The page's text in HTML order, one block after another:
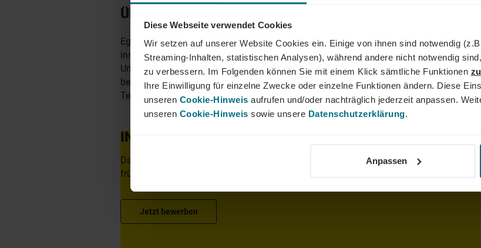
Diese Webseite verwendet Cookies
Wir setzen auf unserer Website Cookies ein. Einige von ihnen sind notwendig
Streaming-Inhalten, statistischen Analysen), während andere nicht notwendig
zu verbessern. Im Folgenden können Sie mit einem Klick sämtliche Funktionen
Ihre Einwilligung für einzelne Zwecke oder einzelne Funktionen ändern. Diese
unseren Cookie-Hinweis aufrufen und/oder nachträglich jederzeit anpassen.
unseren Cookie-Hinweis sowie unsere Datenschutzerklärung.
Anpassen
ÜBER YER DEUTSCHLAND
Egal ob als Junior, Professional oder Führungskraft: Wir begleiten den gesamten
insbesondere in den Bereichen Mobility, Tech und Energy. Unser Ziel ist es dabei stets,
Unternehmen zu finden. Als Teil der YER Group wächst unser Angebot an
berufliche Perspektiven über Ländergrenzen hinweg. Ob im Einsatz bei einem
Team von YER - bei uns beginnt der Weg zum Traumjob!
INTERESSIERT?
Dann freuen wir uns über eine aussagekräftige Bewerbung inkl. Gehaltsvorstellung und
frühestem Eintrittstermin über unser Onlineportal. #KarriereKick
Jetzt bewerben